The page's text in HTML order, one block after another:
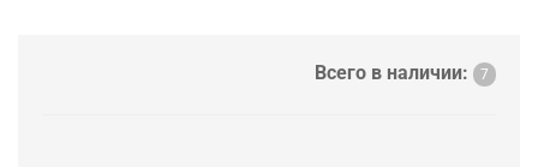
Всего в наличии: 7